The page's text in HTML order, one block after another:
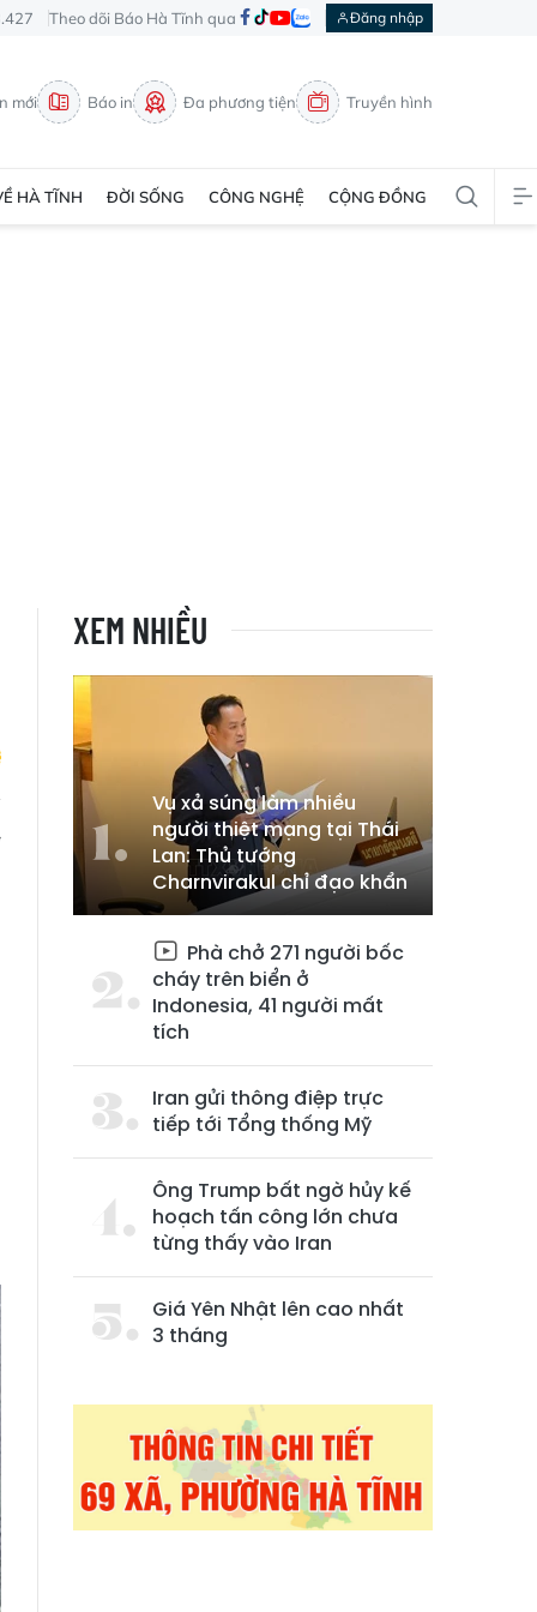
Theo dõi Báo Hà Tĩnh qua Đăng nhập
mới Báo in Đa phương tiện Truyền hình
HÀ TĨNH ĐỜI SỐNG CÔNG NGHỆ CỘNG ĐỒNG
XEM NHIỀU
Vụ xả súng làm nhiều
người thiệt mạng tại Thái
Lan: Thủ tướng
Charnvirakul chỉ đạo khẩn
Phà chở 271 người bốc
cháy trên biển ở
Indonesia, 41 người mất
tích
Iran gửi thông điệp trực
tiếp tới Tổng thống Mỹ
Ông Trump bất ngờ hủy kế
hoạch tấn công lớn chưa
từng thấy vào Iran
Giá Yên Nhật lên cao nhất
3 tháng